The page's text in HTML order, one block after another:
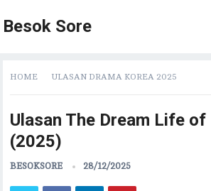
Besok Sore
HOME ULASAN DRAMA KOREA 2025
Ulasan The Dream Life of
(2025)
BESOKSORE 28/12/2025